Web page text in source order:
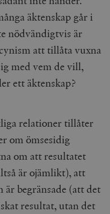
äktenskap går i
nödvändigtvis är
att tillåta vuxna
med vem de vill,
ett äktenskap?
relationer tillåter
om ömsesidig
om att resultatet
är ojämlikt), att
begränsade (att det
resultat, utan det